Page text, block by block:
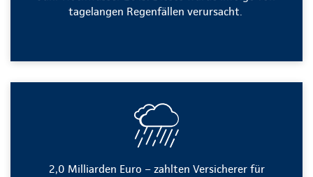
tagelangen Regenfällen verursacht.
2,0 Milliarden Euro – zahlten Versicherer für